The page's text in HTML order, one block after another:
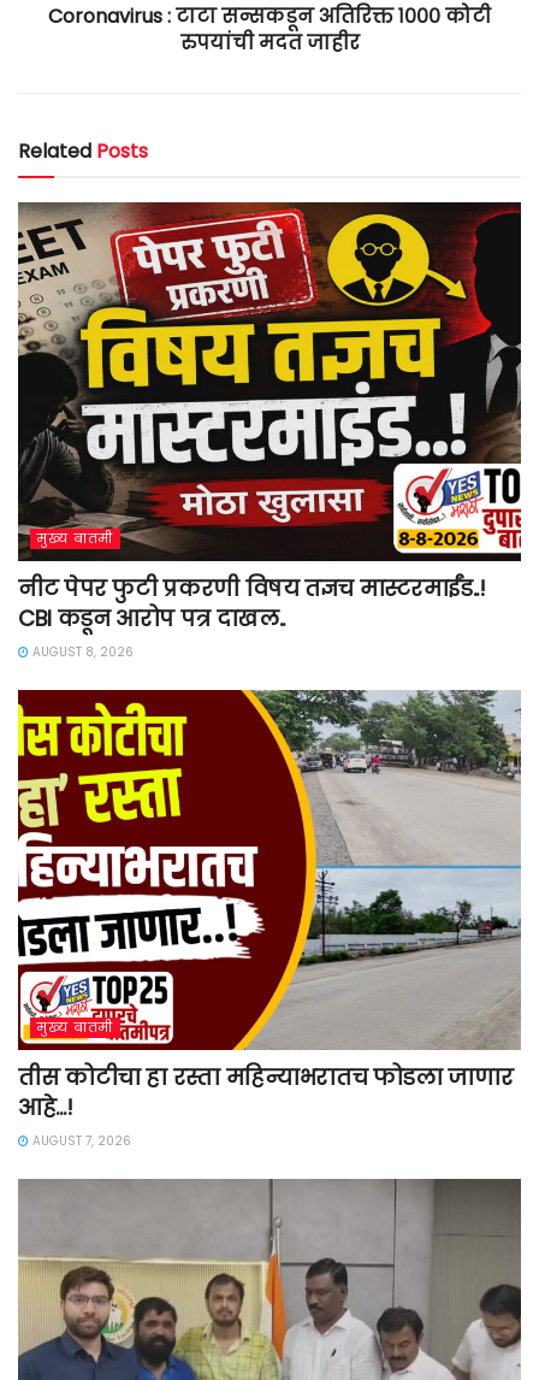
Coronavirus : टाटा सन्सकडून अतिरिक्त १००० कोटी
रुपयांची मदत जाहीर
Related Posts
मुख्य बातमी
नीट पेपर फुटी प्रकरणी विषय तज्ञच मास्टरमाईंड..!
CBI कडून आरोप पत्र दाखल..
AUGUST 8, 2026
मुख्य बातमी
तीस कोटीचा हा रस्ता महिन्याभरातच फोडला जाणार
आहे…!
AUGUST 7, 2026